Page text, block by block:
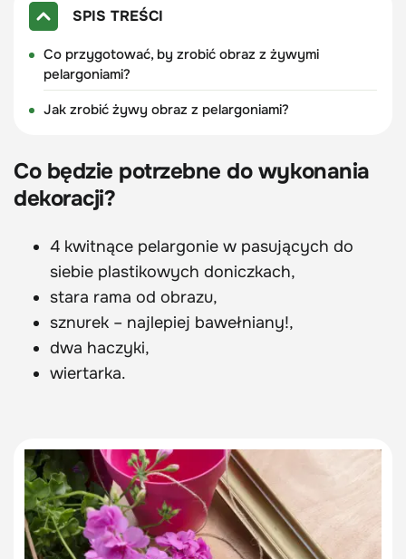
SPIS TREŚCI
Co przygotować, by zrobić obraz z żywymi
pelargoniami?
Jak zrobić żywy obraz z pelargoniami?
Co będzie potrzebne do wykonania
dekoracji?
4 kwitnące pelargonie w pasujących do
siebie plastikowych doniczkach,
stara rama od obrazu,
sznurek – najlepiej bawełniany!,
dwa haczyki,
wiertarka.